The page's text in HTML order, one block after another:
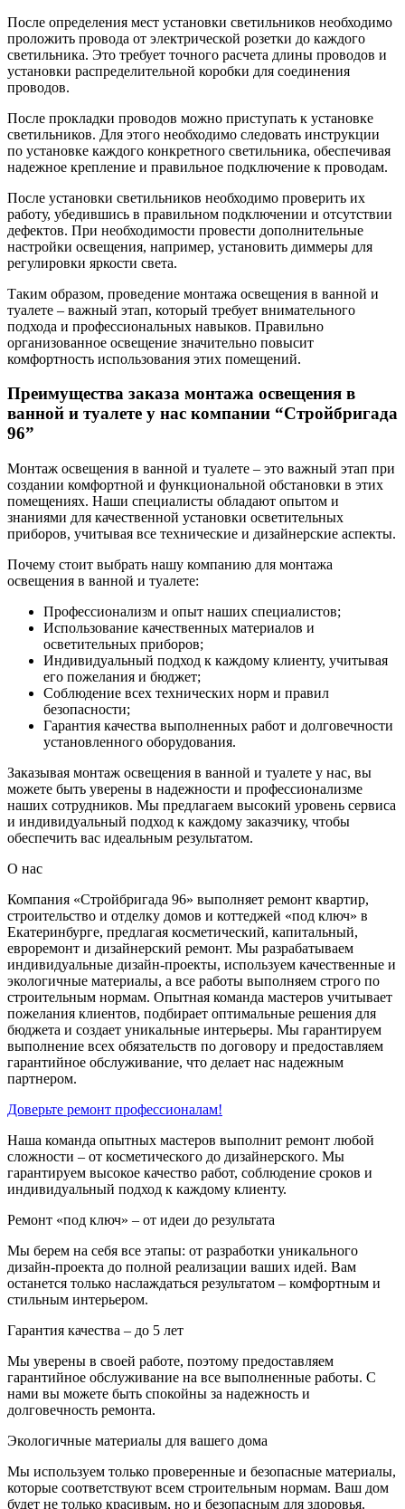
После определения мест установки светильников необходимо
проложить провода от электрической розетки до каждого
светильника. Это требует точного расчета длины проводов и
установки распределительной коробки для соединения
проводов.
После прокладки проводов можно приступать к установке
светильников. Для этого необходимо следовать инструкции
по установке каждого конкретного светильника, обеспечивая
надежное крепление и правильное подключение к проводам.
После установки светильников необходимо проверить их
работу, убедившись в правильном подключении и отсутствии
дефектов. При необходимости провести дополнительные
настройки освещения, например, установить диммеры для
регулировки яркости света.
Таким образом, проведение монтажа освещения в ванной и
туалете – важный этап, который требует внимательного
подхода и профессиональных навыков. Правильно
организованное освещение значительно повысит
комфортность использования этих помещений.
Преимущества заказа монтажа освещения в
ванной и туалете у нас компании “Стройбригада
96”
Монтаж освещения в ванной и туалете – это важный этап при
создании комфортной и функциональной обстановки в этих
помещениях. Наши специалисты обладают опытом и
знаниями для качественной установки осветительных
приборов, учитывая все технические и дизайнерские аспекты.
Почему стоит выбрать нашу компанию для монтажа
освещения в ванной и туалете:
Профессионализм и опыт наших специалистов;
Использование качественных материалов и
осветительных приборов;
Индивидуальный подход к каждому клиенту, учитывая
его пожелания и бюджет;
Соблюдение всех технических норм и правил
безопасности;
Гарантия качества выполненных работ и долговечности
установленного оборудования.
Заказывая монтаж освещения в ванной и туалете у нас, вы
можете быть уверены в надежности и профессионализме
наших сотрудников. Мы предлагаем высокий уровень сервиса
и индивидуальный подход к каждому заказчику, чтобы
обеспечить вас идеальным результатом.
О нас
Компания «Стройбригада 96» выполняет ремонт квартир,
строительство и отделку домов и коттеджей «под ключ» в
Екатеринбурге, предлагая косметический, капитальный,
евроремонт и дизайнерский ремонт. Мы разрабатываем
индивидуальные дизайн-проекты, используем качественные и
экологичные материалы, а все работы выполняем строго по
строительным нормам. Опытная команда мастеров учитывает
пожелания клиентов, подбирает оптимальные решения для
бюджета и создает уникальные интерьеры. Мы гарантируем
выполнение всех обязательств по договору и предоставляем
гарантийное обслуживание, что делает нас надежным
партнером.
Доверьте ремонт профессионалам!
Наша команда опытных мастеров выполнит ремонт любой
сложности – от косметического до дизайнерского. Мы
гарантируем высокое качество работ, соблюдение сроков и
индивидуальный подход к каждому клиенту.
Ремонт «под ключ» – от идеи до результата
Мы берем на себя все этапы: от разработки уникального
дизайн-проекта до полной реализации ваших идей. Вам
останется только наслаждаться результатом – комфортным и
стильным интерьером.
Гарантия качества – до 5 лет
Мы уверены в своей работе, поэтому предоставляем
гарантийное обслуживание на все выполненные работы. С
нами вы можете быть спокойны за надежность и
долговечность ремонта.
Экологичные материалы для вашего дома
Мы используем только проверенные и безопасные материалы,
которые соответствуют всем строительным нормам. Ваш дом
будет не только красивым, но и безопасным для здоровья.